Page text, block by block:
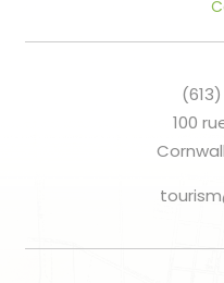
100